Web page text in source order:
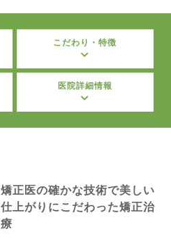
こだわり・特徴
医院詳細情報
矯正医の確かな技術で美しい
仕上がりにこだわった矯正治
療